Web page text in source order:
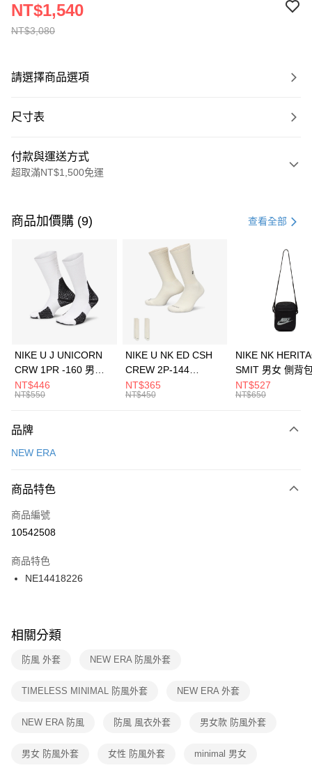
NT$3,080
NT$1,540
請選擇商品選項
尺寸表
付款與運送方式
超取滿NT$1,500免運
信用卡一次付款
3 期 0 利率 每期 21家銀行
合作金庫商業銀行
第一商業銀行
華南商業銀行
彰化商業銀行
上海商業儲蓄銀行
元大商業銀行
台灣樂天信用卡公司
Apple Pay
全盈+PAY
AFTEE先享後付
【關於「AFTEE先享後付」】
便利好安心！
３．安心：先確認商品／服務後，再付款。
【「AFTEE先享後付」結帳流程】
１．於結帳方式選擇「AFTEE先享後付」後，將跳轉至「AFTEE先享後付」
２．訂單成立數日內，您將收到繳費通知簡訊。
３．收到繳費通知簡訊後14天內，點擊此簡訊中的連結，可透過四大超商／
ATM／網路銀行／等多元方式進行付款，方視為交易完成。
※ 交易是否成功請以「AFTEE先享後付 」之結帳頁面顯示為準，若有關於
是否繳費成功／繳費後需取消欲退款等相關疑問，請聯繫「AFTEE先享後付
客戶支援中心」
https://netprotections.freshdesk.com/support/home
１．透過由恩沛科技股份有限公司提供之「AFTEE先享後付」服務完成之交
權轉讓予恩沛科技股份有限公司。
３．未成年的使用者請事先徵得法定代理人或監護人之同意方可使用
運送方式
每筆NT$100，滿NT$1,500(含以上)免運費
宅配
每筆NT$100，滿NT$1,500(含以上)免運費
付款後門市自取
每筆NT$100，滿NT$1,500(含以上)免運費
商品加價購 (9) 查看全部
NIKE U J UNICORN
CRW 1PR -160 男女
中統襪 FZ3393100
NT$446
NT$550
NIKE U NK ED CSH
CREW 2P-144
EMBRDY 男女 短統襪
FZ3073133
NT$365
NT$450
NIKE NK
SMIT 男女 側背
BA5871010
NT$527
NT$650
品牌
NEW ERA
商品特色
商品編號
10542508
商品特色
NE14418226
相關分類
防風 外套 NEW ERA 防風外套
TIMELESS MINIMAL 防風外套 NEW ERA 外套
NEW ERA 防風 防風 風衣外套 男女款 防風外套
男女 防風外套 女性 防風外套 minimal 男女